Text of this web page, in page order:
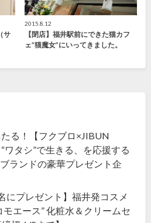
サ
2015.8.12
【閉店】福井駅前にできた猫カフ
ェ”猫魔女”にいってきました。
る！【フクブロ×JIBUN
ワタシ”で生きる、を応援する
ランドの豪華プレゼント企
にプレゼント】福井発コスメ
モエース” 化粧水＆クリームセ